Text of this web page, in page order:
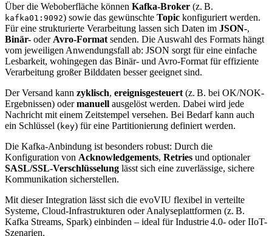
Über die Weboberfläche können Kafka-Broker (z. B.
kafka01:9092) sowie das gewünschte Topic konfiguriert werden.
Für eine strukturierte Verarbeitung lassen sich Daten im JSON-,
Binär- oder Avro-Format senden. Die Auswahl des Formats hängt
vom jeweiligen Anwendungsfall ab: JSON sorgt für eine einfache
Lesbarkeit, wohingegen das Binär- und Avro-Format für effiziente
Verarbeitung großer Bilddaten besser geeignet sind.
Der Versand kann zyklisch, ereignisgesteuert (z. B. bei OK/NOK-
Ergebnissen) odermanuell ausgelöst werden. Dabei wird jede
Nachricht mit einem Zeitstempel versehen. Bei Bedarf kann auch
ein Schlüssel (key) für eine Partitionierung definiert werden.
Die Kafka-Anbindung ist besonders robust: Durch die
Konfiguration von Acknowledgements, Retries und optionaler
SASL/SSL-Verschlüsselung lässt sich eine zuverlässige, sichere
Kommunikation sicherstellen.
Mit dieser Integration lässt sich die evoVIU flexibel in verteilte
Systeme, Cloud-Infrastrukturen oder Analyseplattformen (z. B.
Kafka Streams, Spark) einbinden – ideal für Industrie 4.0- oder IIoT-
Szenarien.